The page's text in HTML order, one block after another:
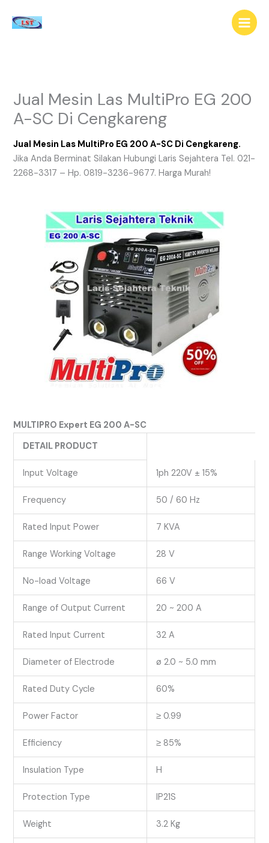
Jual Mesin Las MultiPro EG 200
A-SC Di Cengkareng
Jual Mesin Las MultiPro EG 200 A-SC Di Cengkareng.
Jika Anda Berminat Silakan Hubungi Laris Sejahtera Tel. 021-
2268-3317 – Hp. 0819-3236-9677. Harga Murah!
MULTIPRO Expert EG 200 A-SC
DETAIL PRODUCT
Input Voltage 1ph 220V ± 15%
Frequency 50 / 60 Hz
Rated Input Power 7 KVA
Range Working Voltage 28 V
No-load Voltage 66 V
Range of Output Current 20 ~ 200 A
Rated Input Current 32 A
Diameter of Electrode ø 2.0 ~ 5.0 mm
Rated Duty Cycle 60%
Power Factor ≥ 0.99
Efficiency ≥ 85%
Insulation Type H
Protection Type IP21S
Weight 3.2 Kg